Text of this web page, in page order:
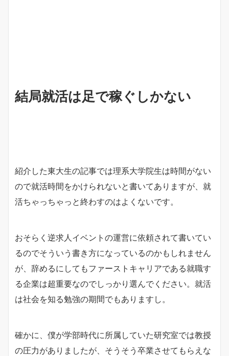
結局就活は足で稼ぐしかない
紹介した東大生の記事では理系大学院生は時間がない
ので就活時間をかけられないと書いてありますが、就
活ちゃっちゃっと終わすのはよくないです。
おそらく逆求人イベントの運営に依頼されて書いてい
るのでそういう書き方になっているのかもしれません
が、辞めるにしてもファーストキャリアである就職す
る企業は超重要なのでしっかり選んでください。就活
は社会を知る勉強の期間でもありますし。
確かに、僕が学部時代に所属していた研究室では教授
の圧力がありましたが、そうそう卒業させてもらえな